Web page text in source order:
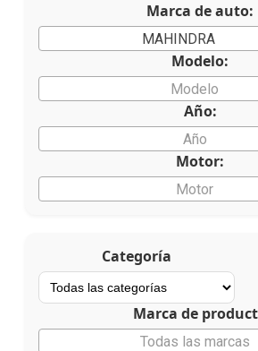
Marca de auto:
MAHINDRA
Modelo:
Modelo
Año:
Año
Motor:
Motor
Categoría
Marca de
Todas las marcas